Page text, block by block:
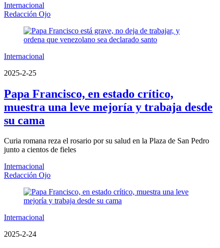
Internacional
Redacción Ojo
Internacional
2025-2-25
Papa Francisco, en estado crítico,
muestra una leve mejoría y trabaja desde
su cama
Curia romana reza el rosario por su salud en la Plaza de San Pedro
junto a cientos de fieles
Internacional
Redacción Ojo
Internacional
2025-2-24